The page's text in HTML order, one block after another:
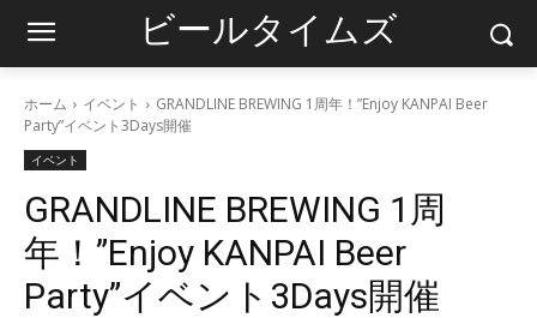
ビールタイムズ
ホーム イベント
GRANDLINE BREWING 1周年！”Enjoy KANPAI Beer
Party”イベント3Days開催
イベント
GRANDLINE BREWING 1周
年！”Enjoy KANPAI Beer
Party”イベント3Days開催